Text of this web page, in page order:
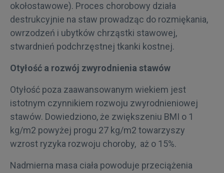
okołostawowe). Proces chorobowy działa
destrukcyjnie na staw prowadząc do rozmiękania,
owrzodzeń i ubytków chrząstki stawowej,
stwardnień podchrzęstnej tkanki kostnej.
Otyłość a rozwój zwyrodnienia stawów
Otyłość poza zaawansowanym wiekiem jest
istotnym czynnikiem rozwoju zwyrodnieniowej
stawów. Dowiedziono, że zwiększeniu BMI o 1
kg/m2 powyżej progu 27 kg/m2 towarzyszy
wzrost ryzyka rozwoju choroby, aż o 15%.
Nadmierna masa ciała powoduje przeciążenia